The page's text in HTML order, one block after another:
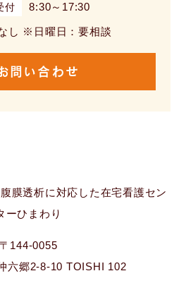
付 8:30～17:30
し ※日曜日：要相談
問い合わせ
〒144-0055
六郷2-8-10 TOISHI 102